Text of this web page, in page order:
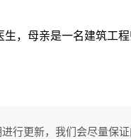
，母亲是一名建筑工程
行更新，我们会尽量保